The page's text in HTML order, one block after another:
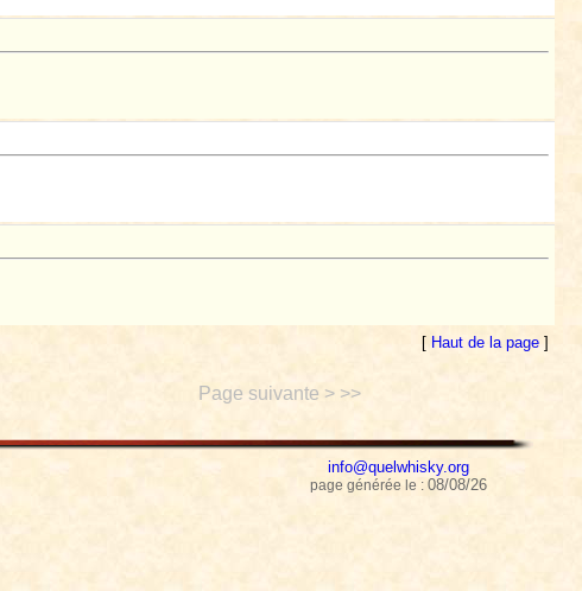
[ Haut de la page]
Page suivante > >>
info@quelwhisky.org
page générée le : 08/08/26